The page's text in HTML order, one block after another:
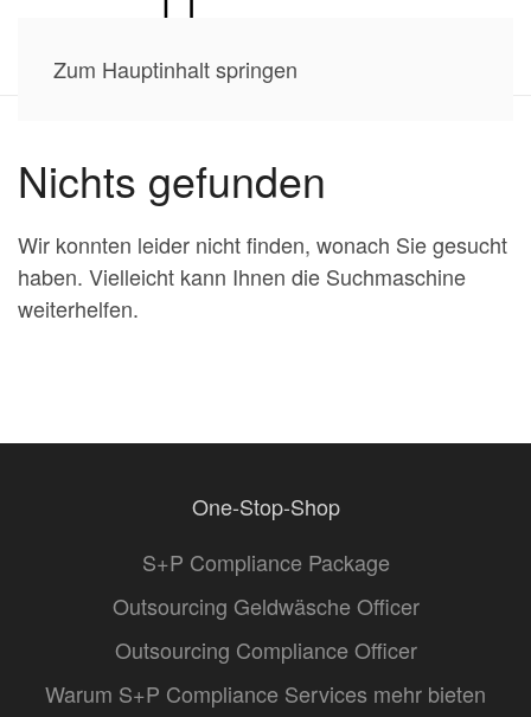
Zum Hauptinhalt springen
Nichts gefunden
Wir konnten leider nicht finden, wonach Sie gesucht
haben. Vielleicht kann Ihnen die Suchmaschine
weiterhelfen.
One-Stop-Shop
S+P Compliance Package
Outsourcing Geldwäsche Officer
Outsourcing Compliance Officer
Warum S+P Compliance Services mehr bieten